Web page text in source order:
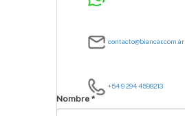
contacto@biancar.com.ar
+54 9 294 4598213
Nombre *